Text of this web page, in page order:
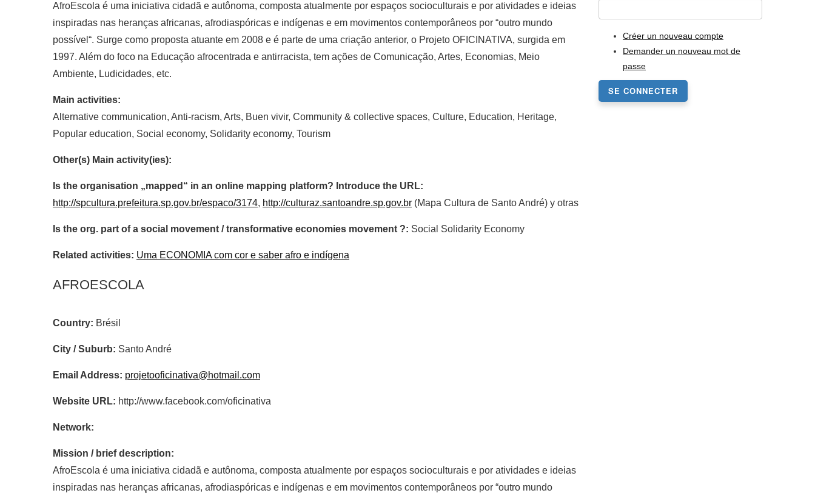
AfroEscola é uma iniciativa cidadã e autônoma, composta atualmente por espaços socioculturais e por atividades e ideias
inspiradas nas heranças africanas, afrodiaspóricas e indígenas e em movimentos contemporâneos por “outro mundo
possível“. Surge como proposta atuante em 2008 e é parte de uma criação anterior, o Projeto OFICINATIVA, surgida em
1997. Além do foco na Educação afrocentrada e antirracista, tem ações de Comunicação, Artes, Economias, Meio
Ambiente, Ludicidades, etc.
Main activities:
Alternative communication, Anti-racism, Arts, Buen vivir, Community & collective spaces, Culture, Education, Heritage,
Popular education, Social economy, Solidarity economy, Tourism
Other(s) Main activity(ies):
Is the organisation „mapped“ in an online mapping platform? Introduce the URL:
http://spcultura.prefeitura.sp.gov.br/espaco/3174, http://culturaz.santoandre.sp.gov.br (Mapa Cultura de Santo André) y otras
Is the org. part of a social movement / transformative economies movement ?: Social Solidarity Economy
Related activities: Uma ECONOMIA com cor e saber afro e indígena
AFROESCOLA
Country: Brésil
City / Suburb: Santo André
Email Address: projetooficinativa@hotmail.com
Website URL: http://www.facebook.com/oficinativa
Network:
Mission / brief description:
AfroEscola é uma iniciativa cidadã e autônoma, composta atualmente por espaços socioculturais e por atividades e ideias
inspiradas nas heranças africanas, afrodiaspóricas e indígenas e em movimentos contemporâneos por “outro mundo
Créer un nouveau compte
Demander un nouveau mot de
passe
SE CONNECTER